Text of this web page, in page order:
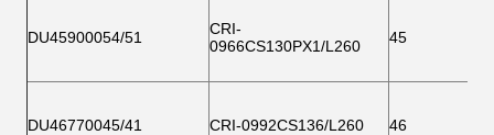
DU45900054/51
CRI-
0966CS130PX1/L260
45
DU46770045/41 CRI-0992CS136/L260 46